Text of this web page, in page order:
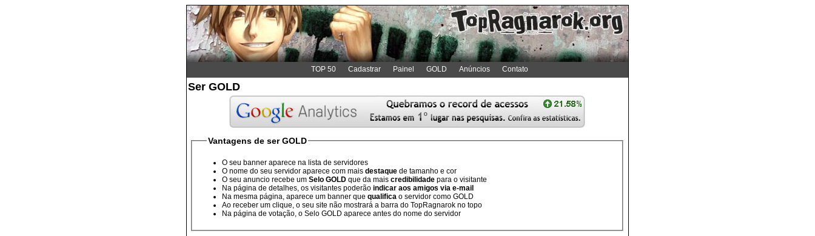
TOP 50 Cadastrar Painel GOLD Anúncios Contato
Ser GOLD
Vantagens de ser GOLD
O seu banner aparece na lista de servidores
O nome do seu servidor aparece com mais destaque de tamanho e cor
O seu anuncio recebe um Selo GOLD que da mais credibilidade para o visitante
Na página de detalhes, os visitantes poderão indicar aos amigos via e-mail
Na mesma página, aparece um banner que qualifica o servidor como GOLD
Ao receber um clique, o seu site não mostrará a barra do TopRagnarok no topo
Na página de votação, o Selo GOLD aparece antes do nome do servidor